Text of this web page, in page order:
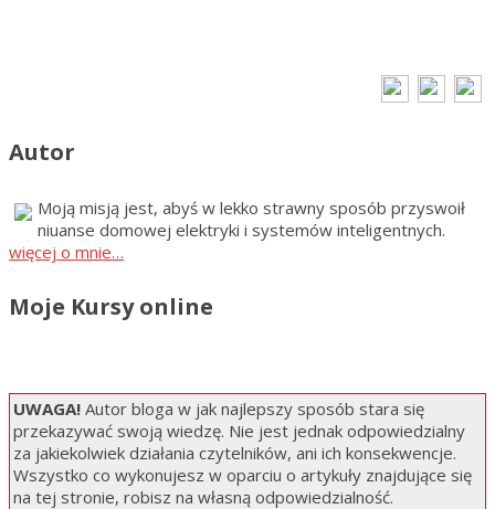
Autor
Moją misją jest, abyś w lekko strawny sposób przyswoił
niuanse domowej elektryki i systemów inteligentnych.
więcej o mnie…
Moje Kursy online
UWAGA! Autor bloga w jak najlepszy sposób stara się
przekazywać swoją wiedzę. Nie jest jednak odpowiedzialny
za jakiekolwiek działania czytelników, ani ich konsekwencje.
Wszystko co wykonujesz w oparciu o artykuły znajdujące się
na tej stronie, robisz na własną odpowiedzialność.